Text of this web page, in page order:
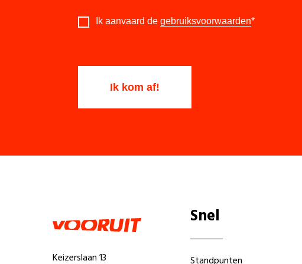
Ik aanvaard de gebruiksvoorwaarden*
Keizerslaan 13
Snel